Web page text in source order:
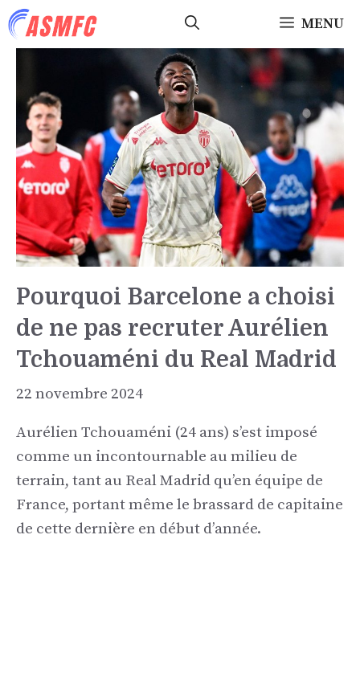
Aller
au
MENU
Pourquoi Barcelone a choisi
de ne pas recruter Aurélien
Tchouaméni du Real Madrid
22 novembre 2024
Aurélien Tchouaméni (24 ans) s’est imposé
comme un incontournable au milieu de
terrain, tant au Real Madrid qu’en équipe de
France, portant même le brassard de capitaine
de cette dernière en début d’année.